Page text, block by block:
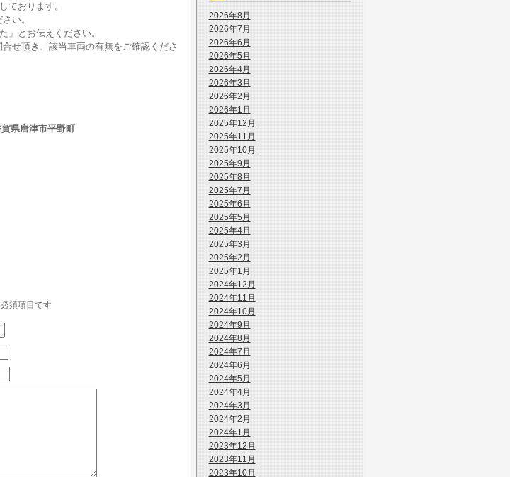
2026年8月
2026年7月
2026年6月
2026年5月
2026年4月
2026年3月
2026年2月
2026年1月
2025年12月
2025年11月
2025年10月
2025年9月
2025年8月
2025年7月
2025年6月
2025年5月
2025年4月
2025年3月
2025年2月
2025年1月
2024年12月
2024年11月
2024年10月
2024年9月
2024年8月
2024年7月
2024年6月
2024年5月
2024年4月
2024年3月
2024年2月
2024年1月
2023年12月
2023年11月
2023年10月
ております。
い。
」とお伝えください。
せ頂き、該当車両の有無をご確認くださ
県唐津市平野町
須項目です